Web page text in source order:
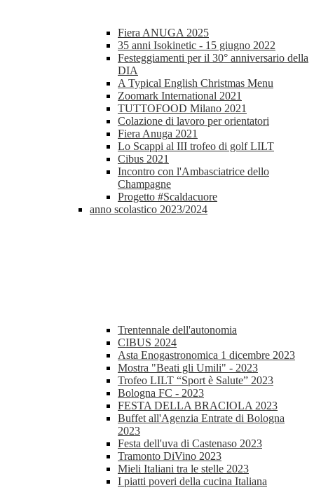
Fiera ANUGA 2025
35 anni Isokinetic - 15 giugno 2022
Festeggiamenti per il 30° anniversario della
DIA
A Typical English Christmas Menu
Zoomark International 2021
TUTTOFOOD Milano 2021
Colazione di lavoro per orientatori
Fiera Anuga 2021
Lo Scappi al III trofeo di golf LILT
Cibus 2021
Incontro con l'Ambasciatrice dello
Champagne
Progetto #Scaldacuore
anno scolastico 2023/2024
Trentennale dell'autonomia
CIBUS 2024
Asta Enogastronomica 1 dicembre 2023
Mostra "Beati gli Umili" - 2023
Trofeo LILT “Sport è Salute” 2023
Bologna FC - 2023
FESTA DELLA BRACIOLA 2023
Buffet all'Agenzia Entrate di Bologna
2023
Festa dell'uva di Castenaso 2023
Tramonto DiVino 2023
Mieli Italiani tra le stelle 2023
I piatti poveri della cucina Italiana